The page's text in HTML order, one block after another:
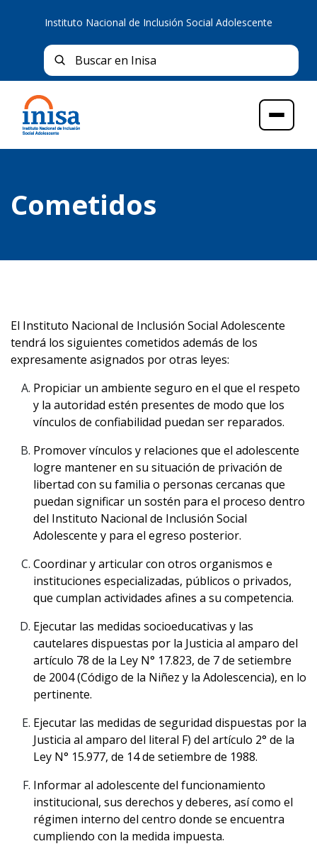
Instituto Nacional de Inclusión Social Adolescente
Buscar en Inisa
Menú
Cometidos
El Instituto Nacional de Inclusión Social Adolescente
tendrá los siguientes cometidos además de los
expresamente asignados por otras leyes:
Propiciar un ambiente seguro en el que el respeto
y la autoridad estén presentes de modo que los
vínculos de confiabilidad puedan ser reparados.
Promover vínculos y relaciones que el adolescente
logre mantener en su situación de privación de
libertad con su familia o personas cercanas que
puedan significar un sostén para el proceso dentro
del Instituto Nacional de Inclusión Social
Adolescente y para el egreso posterior.
Coordinar y articular con otros organismos e
instituciones especializadas, públicos o privados,
que cumplan actividades afines a su competencia.
Ejecutar las medidas socioeducativas y las
cautelares dispuestas por la Justicia al amparo del
artículo 78 de la Ley N° 17.823, de 7 de setiembre
de 2004 (Código de la Niñez y la Adolescencia), en lo
pertinente.
Ejecutar las medidas de seguridad dispuestas por la
Justicia al amparo del literal F) del artículo 2° de la
Ley N° 15.977, de 14 de setiembre de 1988.
Informar al adolescente del funcionamiento
institucional, sus derechos y deberes, así como el
régimen interno del centro donde se encuentra
cumpliendo con la medida impuesta.